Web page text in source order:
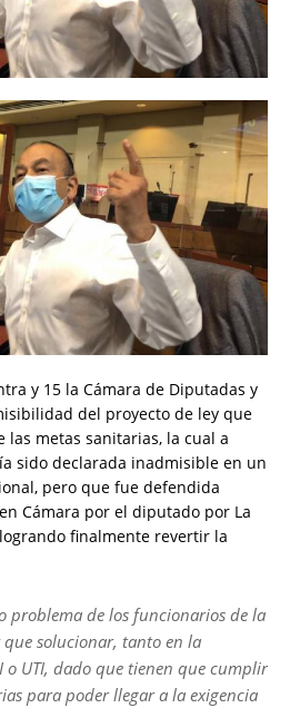
y 15 la Cámara de Diputadas y
del proyecto de ley que
las metas sanitarias, la cual a
sido declarada inadmisible en un
pero que fue defendida
Cámara por el diputado por La
finalmente revertir la
problema de los funcionarios de la
solucionar, tanto en la
UTI, dado que tienen que cumplir
para poder llegar a la exigencia